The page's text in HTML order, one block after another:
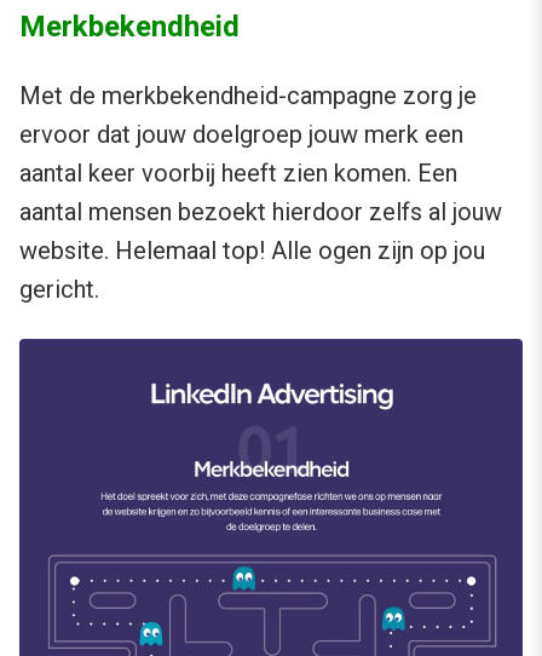
Merkbekendheid
Met de merkbekendheid-campagne zorg je
ervoor dat jouw doelgroep jouw merk een
aantal keer voorbij heeft zien komen. Een
aantal mensen bezoekt hierdoor zelfs al jouw
website. Helemaal top! Alle ogen zijn op jou
gericht.